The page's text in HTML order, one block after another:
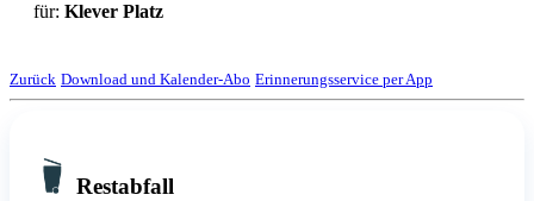
für: Klever Platz
Zurück Download und Kalender-Abo Erinnerungsservice per App
Restabfall